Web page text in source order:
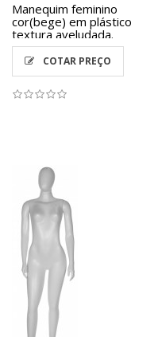
Manequim feminino
cor(bege) em plástico
textura aveludada.
COTAR PREÇO